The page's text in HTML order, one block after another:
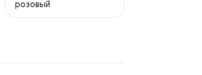
розовый